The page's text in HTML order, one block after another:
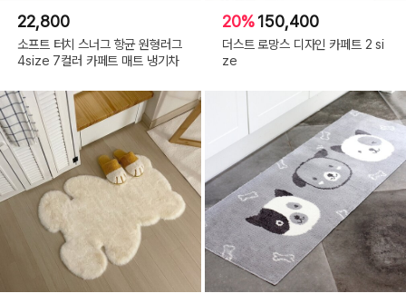
22,800
소프트 터치 스너그 항균 원형러그
4size 7컬러 카페트 매트 냉기차
20%150,400
더스트 로망스 디자인 카페트 2 si
ze